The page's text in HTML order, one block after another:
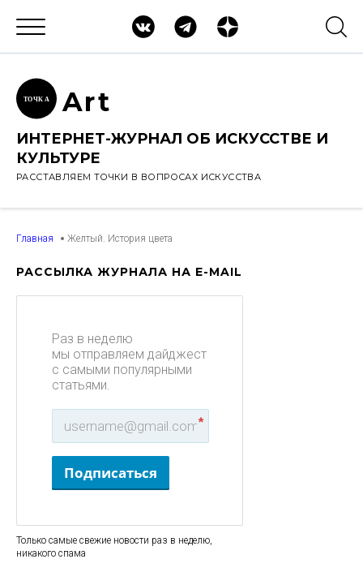
ТОЧК А Art
ИНТЕРНЕТ-ЖУРНАЛ ОБ ИСКУССТВЕ И
КУЛЬТУРЕ
РАССТАВЛЯЕМ ТОЧКИ В ВОПРОСАХ ИСКУССТВА
Главная Желтый. История цвета
РАССЫЛКА ЖУРНАЛА НА E-MAIL
Раз в неделю
мы отправляем дайджест
с самыми популярными
статьями.
*
Подписаться
Только самые свежие новости раз в неделю,
никакого спама